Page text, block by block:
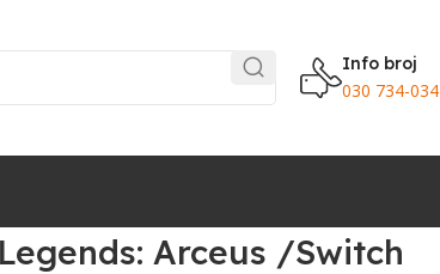
Info broj
030 734-034
Arceus /Switch